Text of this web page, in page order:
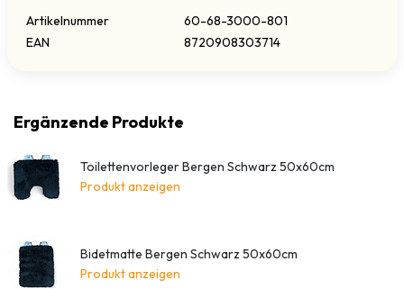
Artikelnummer
60-68-3000-801
EAN
8720908303714
Ergänzende Produkte
Toilettenvorleger Bergen Schwarz 50x60cm
Produkt anzeigen
Bidetmatte Bergen Schwarz 50x60cm
Produkt anzeigen